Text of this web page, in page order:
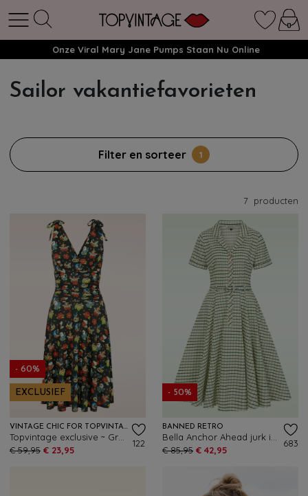
Onze Viral Mary Jane Pumps Staan Nu Online
Sailor vakantiefavorieten
Filter en sorteer 1
7 producten
- 60%
EXCLUSIEF
VINTAGE CHIC FOR TOPVINTAGE
€ 59,95 € 23,95
122
- 50%
BANNED RETRO
€ 85,95 € 42,95
683